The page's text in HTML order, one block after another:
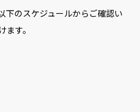
下のスケジュールからご確認い
ます。